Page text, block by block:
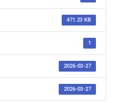
471.23 KB
1
2026-03-27
2026-03-27